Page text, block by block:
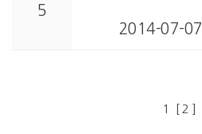
5
2014-07-07
1 [ 2 ]